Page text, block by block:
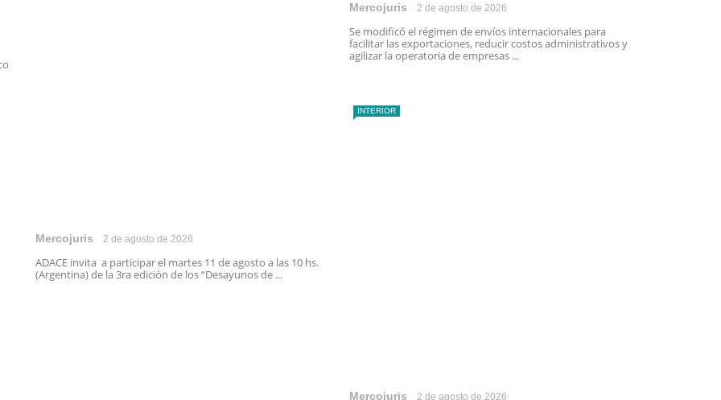
Mercojuris 2 de agosto de 2026
ADACE invita a participar el martes 11 de agosto a las 10 hs.
(Argentina) de la 3ra edición de los “Desayunos de ...
Mercojuris 2 de agosto de 2026
Se modificó el régimen de envíos internacionales para
facilitar las exportaciones, reducir costos administrativos y
agilizar la operatoria de empresas ...
INTERIOR
Mercojuris 2 de agosto de 2026